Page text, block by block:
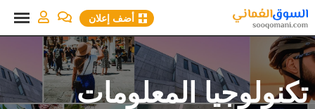
انتقل
إلى
المحتوى
أضف إعلان
تكنولوجيا المعلومات